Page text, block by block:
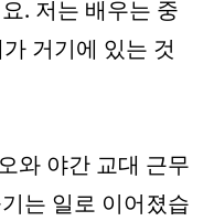
. 저는 배우는 중
거기에 있는 것
와 야간 교대 근무
는 일로 이어졌습